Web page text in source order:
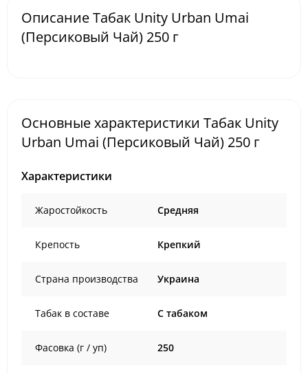
Описание Табак Unity Urban Umai
(Персиковый Чай) 250 г
Основные характеристики Табак Unity
Urban Umai (Персиковый Чай) 250 г
Характеристики
Жаростойкость Средняя
Крепость Крепкий
Страна производства Украина
Табак в составе C табаком
Фасовка (г / уп) 250